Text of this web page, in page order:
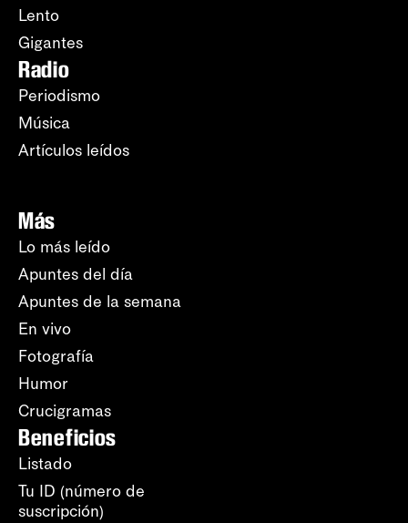
Lento
Gigantes
Radio
Periodismo
Música
Artículos leídos
Más
Lo más leído
Apuntes del día
Apuntes de la semana
En vivo
Fotografía
Humor
Crucigramas
Beneficios
Listado
Tu ID (número de
suscripción)